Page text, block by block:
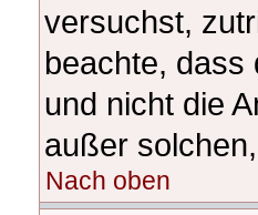
versuchst,
beachte, dass
und nicht die
außer
Nach oben